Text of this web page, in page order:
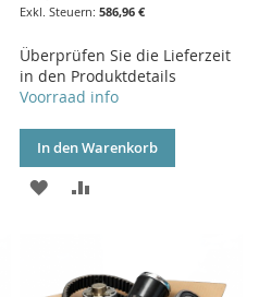
586,96 €
Überprüfen Sie die Lieferzeit
in den Produktdetails
Voorraad info
In den Warenkorb
ZUR